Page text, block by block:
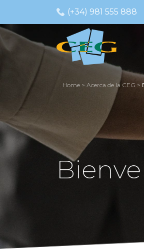
(+34) 981 555 888
Home> Acerca de la CEG >